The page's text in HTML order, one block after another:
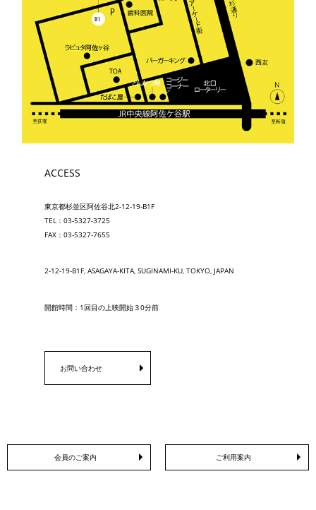
ACCESS
東京都杉並区阿佐谷北2-12-19-B1F
TEL：03-5327-3725
FAX：03-5327-7655
2-12-19-B1F, ASAGAYA-KITA, SUGINAMI-KU, TOKYO, JAPAN
開館時間：1回目の上映開始３0分前
お問い合わせ
会員のご案内 ご利用案内